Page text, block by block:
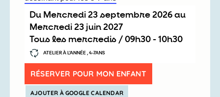
Du mercredi 23 septembre 2026au
mercredi 23 juin 2027
Tous les mercredis /
09h30 - 10h30
ATELIER À L’ANNÉE , 4-7ANS
RÉSERVER POUR MON ENFANT
AJOUTER À GOOGLE CALENDAR